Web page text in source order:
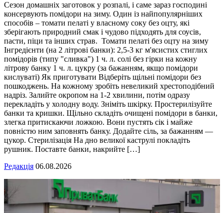
Сезон домашніх заготовок у розпалі, і саме зараз господині
консервують помідори на зиму. Один із найпопулярніших
способів – томати пелаті у власному соку без оцту, які
зберігають природний смак і чудово підходять для соусів,
пасти, піци та інших страв. Томати пелаті без оцту на зиму
Інгредієнти (на 2 літрові банки): 2,5-3 кг м'ясистих стиглих
помідорів (типу "сливка") 1 ч. л. солі без гірки на кожну
літрову банку 1 ч. л. цукру (за бажанням, якщо помідори
кислуваті) Як приготувати Відберіть щільні помідори без
пошкоджень. На кожному зробіть невеликий хрестоподібний
надріз. Залийте окропом на 1-2 хвилини, потім одразу
перекладіть у холодну воду. Зніміть шкірку. Простерилізуйте
банки та кришки. Щільно складіть очищені помідори в банки,
злегка притискаючи ложкою. Вони пустять сік і майже
повністю ним заповнять банку. Додайте сіль, за бажанням —
цукор. Стерилізація На дно великої каструлі покладіть
рушник. Поставте банки, накрийте […]
Редакція 06.08.2026